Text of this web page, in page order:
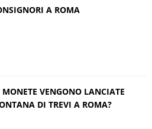
A ROMA
VENGONO LANCIATE
DI TREVI A ROMA?